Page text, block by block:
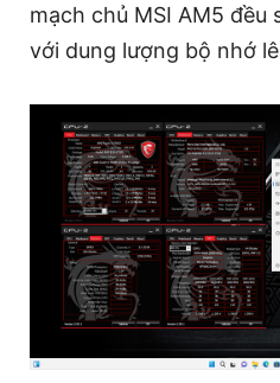
mạch chủ MSI AM5 đều
với dung lượng bộ nhớ